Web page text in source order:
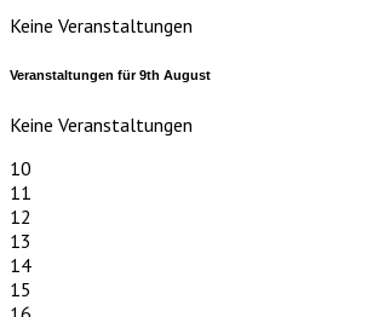
Keine Veranstaltungen
Veranstaltungen für9th August
Keine Veranstaltungen
10
11
12
13
14
15